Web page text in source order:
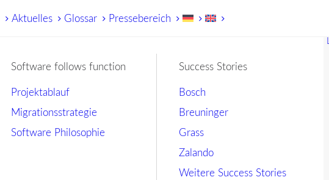
Aktuelles Glossar Pressebereich
Software follows function
Projektablauf
Migrationsstrategie
Software Philosophie
Success Stories
Bosch
Breuninger
Grass
Zalando
Weitere Success Stories